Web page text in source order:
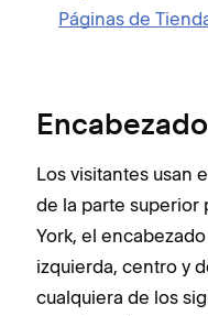
Páginas de
Encabezado
Los visitantes usan
de la parte superior
York, el
izquierda, centro y
cualquiera de los